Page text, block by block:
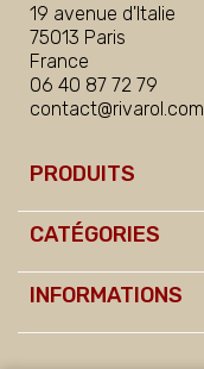
19 avenue d'Italie
75013 Paris
France
06 40 87 72 79
contact@rivarol.com
PRODUITS
CATÉGORIES
INFORMATIONS